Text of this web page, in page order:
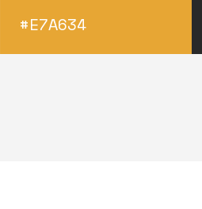
#E7A634